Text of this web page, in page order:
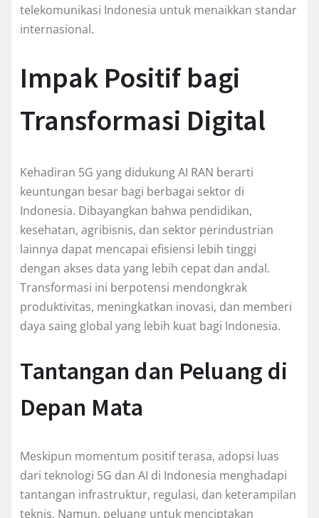
telekomunikasi Indonesia untuk menaikkan standar
internasional.
Impak Positif bagi
Transformasi Digital
Kehadiran 5G yang didukung AI RAN berarti
keuntungan besar bagi berbagai sektor di
Indonesia. Dibayangkan bahwa pendidikan,
kesehatan, agribisnis, dan sektor perindustrian
lainnya dapat mencapai efisiensi lebih tinggi
dengan akses data yang lebih cepat dan andal.
Transformasi ini berpotensi mendongkrak
produktivitas, meningkatkan inovasi, dan memberi
daya saing global yang lebih kuat bagi Indonesia.
Tantangan dan Peluang di
Depan Mata
Meskipun momentum positif terasa, adopsi luas
dari teknologi 5G dan AI di Indonesia menghadapi
tantangan infrastruktur, regulasi, dan keterampilan
teknis. Namun, peluang untuk menciptakan